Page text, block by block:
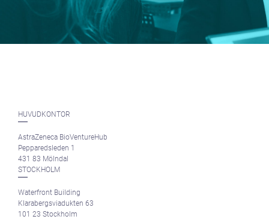
HUVUDKONTOR
AstraZeneca BioVentureHub
Pepparedsleden 1
431 83 Mölndal
STOCKHOLM
Waterfront Building
Klarabergsviadukten 63
101 23 Stockholm